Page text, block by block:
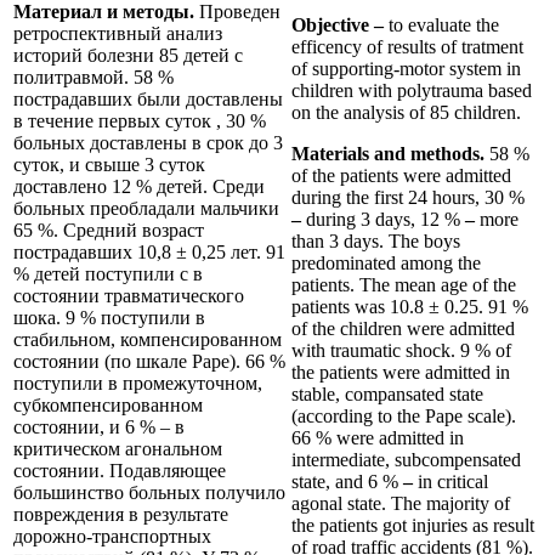
Материал и методы. Проведен
ретроспективный анализ
историй болезни 85 детей с
политравмой. 58 %
пострадавших были доставлены
в течение первых суток , 30 %
больных доставлены в срок до 3
суток, и свыше 3 суток
доставлено 12 % детей. Среди
больных преобладали мальчики
65 %. Средний возраст
пострадавших 10,8 ± 0,25 лет. 91
% детей поступили с в
состоянии травматического
шока. 9 % поступили в
стабильном, компенсированном
состоянии (по шкале Pape). 66 %
поступили в промежуточном,
субкомпенсированном
состоянии, и 6 % – в
критическом агональном
состоянии. Подавляющее
большинство больных получило
повреждения в результате
дорожно-транспортных
Objective –to evaluate the
efficency of results of tratment
of supporting-motor system in
children with polytrauma based
on the analysis of 85 children.
Materials and methods. 58 %
of the patients were admitted
during the first 24 hours, 30 %
–during 3 days, 12 %–more
than 3 days. The boys
predominated among the
patients. The mean age of the
patients was 10.8 ± 0.25. 91 %
of the children were admitted
with traumatic shock. 9 % of
the patients were admitted in
stable, compansated state
(according to the Pape scale).
66 % were admitted in
intermediate, subcompensated
state, and 6 %–in critical
agonal state. The majority of
the patients got injuries as result
of road traffic accidents (81 %).